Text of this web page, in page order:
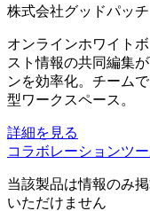
株式会社グッドパッチ
オンラインホワイト
スト情報の共同編集
ンを効率化。チーム
型ワークスペース。
詳細を見る
コラボレーションツ
当該製品は情報のみ
いただけません